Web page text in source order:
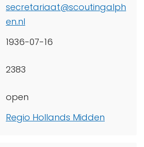
secretariaat@scoutingalph
en.nl
1936-07-16
2383
open
Regio Hollands Midden